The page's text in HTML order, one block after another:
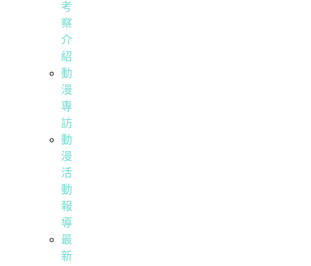
考
察
介
紹
動
漫
專
訪
動
漫
活
動
報
導
最
新